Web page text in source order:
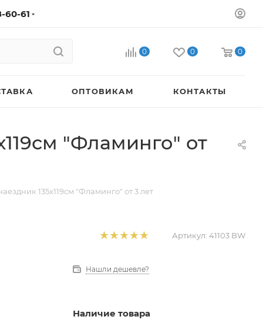
60-61
0 0 0
ОПТОВИКАМ КОНТАКТЫ
"Фламинго" от
135х119см "Фламинго" от 3 лет
Артикул: 41103 BW
Нашли дешевле?
Наличие товара